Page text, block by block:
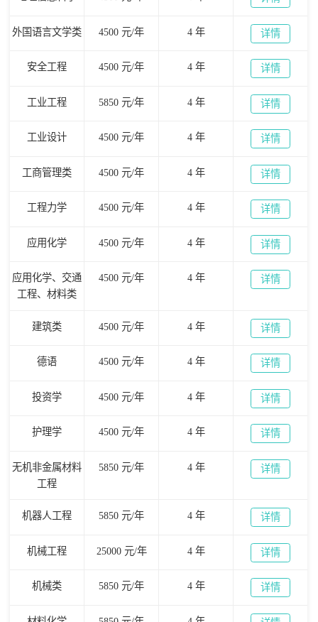
外国语言文学类 4500 元/年 4 年 详情
安全工程 4500 元/年 4 年 详情
工业工程 5850 元/年 4 年 详情
工业设计 4500 元/年 4 年 详情
工商管理类 4500 元/年 4 年 详情
工程力学 4500 元/年 4 年 详情
应用化学 4500 元/年 4 年 详情
应用化学、交通
工程、材料类
4500 元/年 4 年 详情
建筑类 4500 元/年 4 年 详情
德语 4500 元/年 4 年 详情
投资学 4500 元/年 4 年 详情
护理学 4500 元/年 4 年 详情
无机非金属材料
工程
5850 元/年 4 年 详情
机器人工程 5850 元/年 4 年 详情
机械工程 25000 元/年 4 年 详情
机械类 5850 元/年 4 年 详情